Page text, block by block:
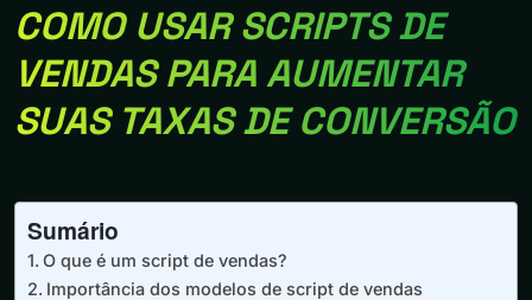
COMO USAR SCRIPTS DE
VENDAS PARA AUMENTAR
SUAS TAXAS DE CONVERSÃO
Sumário
O que é um script de vendas?
Importância dos modelos de script de vendas